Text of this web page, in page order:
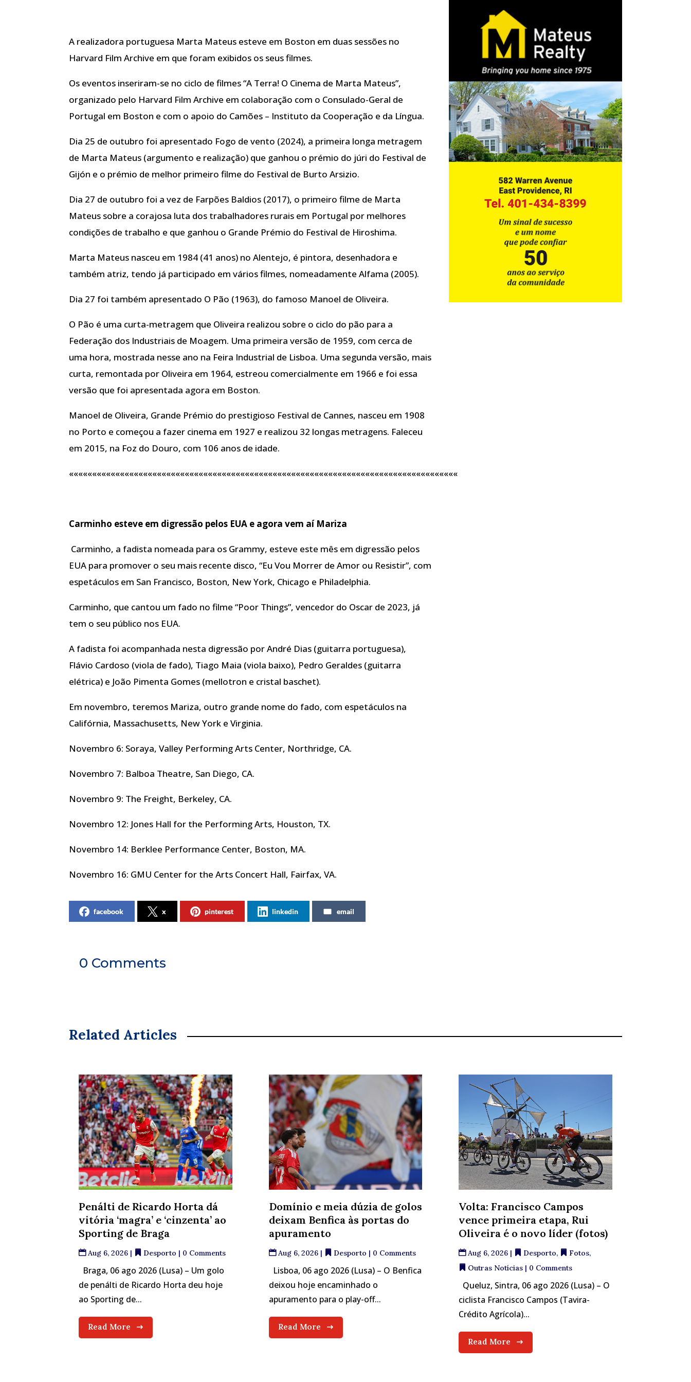
A realizadora portuguesa Marta Mateus esteve em Boston em duas sessões no
Harvard Film Archive em que foram exibidos os seus filmes.
Os eventos inseriram-se no ciclo de filmes “A Terra! O Cinema de Marta Mateus”,
organizado pelo Harvard Film Archive em colaboração com o Consulado-Geral de
Portugal em Boston e com o apoio do Camões – Instituto da Cooperação e da Língua.
Dia 25 de outubro foi apresentado Fogo de vento (2024), a primeira longa metragem
de Marta Mateus (argumento e realização) que ganhou o prémio do júri do Festival de
Gijón e o prémio de melhor primeiro filme do Festival de Burto Arsizio.
Dia 27 de outubro foi a vez de Farpões Baldios (2017), o primeiro filme de Marta
Mateus sobre a corajosa luta dos trabalhadores rurais em Portugal por melhores
condições de trabalho e que ganhou o Grande Prémio do Festival de Hiroshima.
Marta Mateus nasceu em 1984 (41 anos) no Alentejo, é pintora, desenhadora e
também atriz, tendo já participado em vários filmes, nomeadamente Alfama (2005).
Dia 27 foi também apresentado O Pão (1963), do famoso Manoel de Oliveira.
O Pão é uma curta-metragem que Oliveira realizou sobre o ciclo do pão para a
Federação dos Industriais de Moagem. Uma primeira versão de 1959, com cerca de
uma hora, mostrada nesse ano na Feira Industrial de Lisboa. Uma segunda versão, mais
curta, remontada por Oliveira em 1964, estreou comercialmente em 1966 e foi essa
versão que foi apresentada agora em Boston.
Manoel de Oliveira, Grande Prémio do prestigioso Festival de Cannes, nasceu em 1908
no Porto e começou a fazer cinema em 1927 e realizou 32 longas metragens. Faleceu
em 2015, na Foz do Douro, com 106 anos de idade.
««««««««««««««««««««««««««««««««««««««««««««««««««««««««««««««««««««««««««««««««««««
Carminho esteve em digressão pelos EUA e agora vem aí Mariza
Carminho, a fadista nomeada para os Grammy, esteve este mês em digressão pelos
EUA para promover o seu mais recente disco, “Eu Vou Morrer de Amor ou Resistir”, com
espetáculos em San Francisco, Boston, New York, Chicago e Philadelphia.
Carminho, que cantou um fado no filme “Poor Things”, vencedor do Oscar de 2023, já
tem o seu público nos EUA.
A fadista foi acompanhada nesta digressão por André Dias (guitarra portuguesa),
Flávio Cardoso (viola de fado), Tiago Maia (viola baixo), Pedro Geraldes (guitarra
elétrica) e João Pimenta Gomes (mellotron e cristal baschet).
Em novembro, teremos Mariza, outro grande nome do fado, com espetáculos na
Califórnia, Massachusetts, New York e Virginia.
Novembro 6: Soraya, Valley Performing Arts Center, Northridge, CA.
Novembro 7: Balboa Theatre, San Diego, CA.
Novembro 9: The Freight, Berkeley, CA.
Novembro 12: Jones Hall for the Performing Arts, Houston, TX.
Novembro 14: Berklee Performance Center, Boston, MA.
Novembro 16: GMU Center for the Arts Concert Hall, Fairfax, VA.
facebook x pinterest linkedin email
0 Comments
Related Articles
Penálti de Ricardo Horta dá
vitória ‘magra’ e ‘cinzenta’ ao
Sporting de Braga
Aug 6, 2026 | Desporto | 0 Comments
Braga, 06 ago 2026 (Lusa) – Um golo
de penálti de Ricardo Horta deu hoje
ao Sporting de...
Read More
Domínio e meia dúzia de golos
deixam Benfica às portas do
apuramento
Aug 6, 2026| Desporto | 0 Comments
Lisboa, 06 ago 2026 (Lusa) – O Benfica
deixou hoje encaminhado o
apuramento para o play-off...
Read More
Volta: Francisco Campos
vence primeira etapa, Rui
Oliveira é o novo líder (fotos)
Aug 6, 2026| Desporto, Fotos,
Outras Notícias| 0 Comments
Queluz, Sintra, 06 ago 2026 (Lusa) – O
ciclista Francisco Campos (Tavira-
Crédito Agrícola)...
Read More